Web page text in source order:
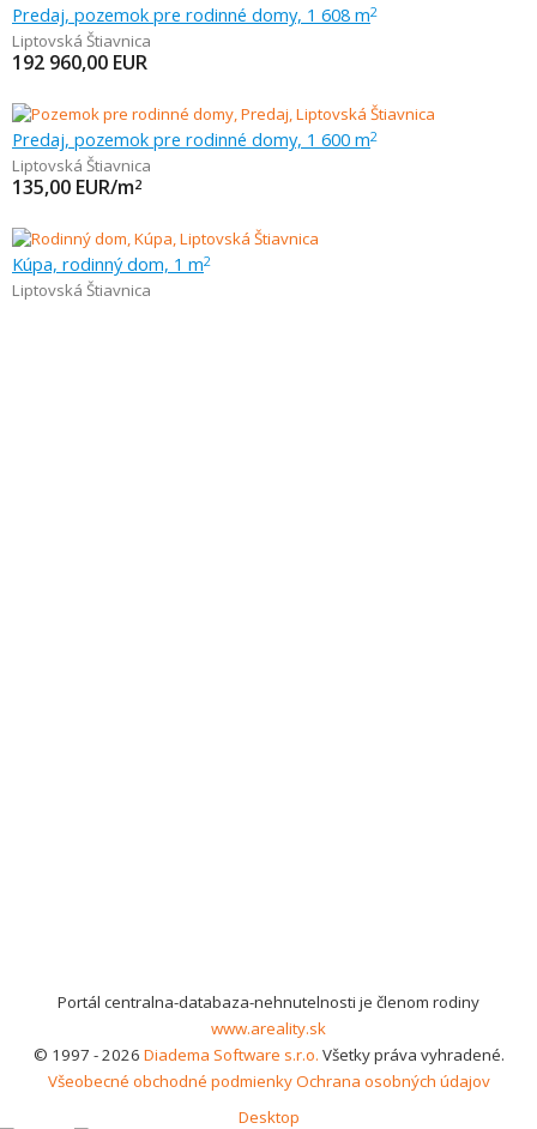
Predaj, pozemok pre rodinné domy, 1 608 m2
Liptovská Štiavnica
192 960,00 EUR
Predaj, pozemok pre rodinné domy, 1 600 m2
Liptovská Štiavnica
135,00 EUR/m2
Kúpa, rodinný dom, 1 m2
Liptovská Štiavnica
Portál centralna-databaza-nehnutelnosti je členom rodiny
www.areality.sk
© 1997 - 2026 Diadema Software s.r.o. Všetky práva vyhradené.
Všeobecné obchodné podmienkyOchrana osobných údajov
Desktop